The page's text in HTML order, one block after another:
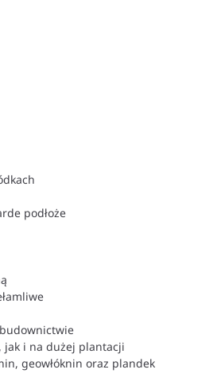
podłoże
jak i na dużej plantacji
geowłóknin oraz plandek